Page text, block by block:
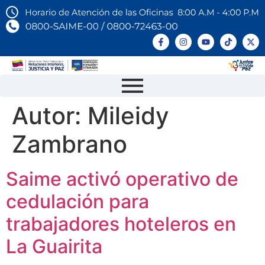
Autor: Mileidy
Zambrano
Saime activó operativo de
cedulación para
trabajadores hoteleros en
La Guairita